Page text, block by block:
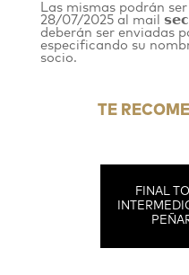
Las mismas podrán
28/07/2025 al mail
deberán ser enviadas
especificando su
socio.
TE
FINAL